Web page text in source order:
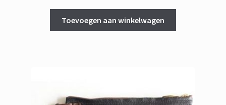
was:
€ 79,95.
is:
€ 49,95.
Toevoegen aan winkelwagen